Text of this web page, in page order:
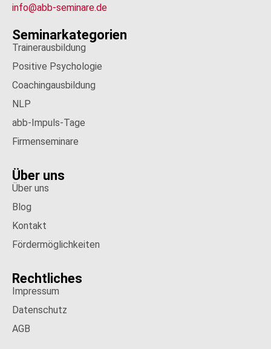
info@abb-seminare.de
Seminarkategorien
Trainerausbildung
Positive Psychologie
Coachingausbildung
NLP
abb-Impuls-Tage
Firmenseminare
Über uns
Über uns
Blog
Kontakt
Fördermöglichkeiten
Rechtliches
Impressum
Datenschutz
AGB